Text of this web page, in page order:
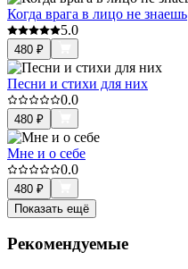
Когда врага в лицо не знаешь
5.0
480 ₽
Песни и стихи для них
0.0
480 ₽
Мне и о себе
0.0
480 ₽
Показать ещё
Рекомендуемые